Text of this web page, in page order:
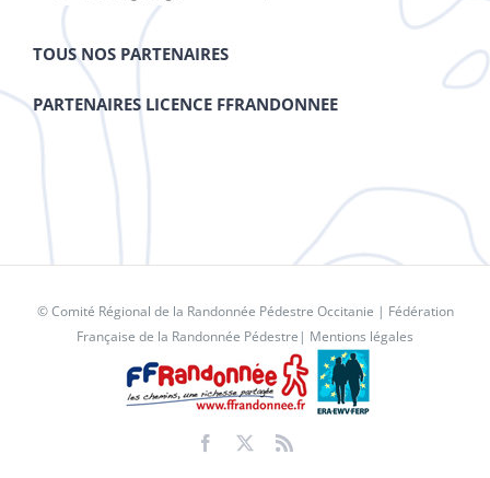
TOUS NOS PARTENAIRES
PARTENAIRES LICENCE FFRANDONNEE
© Comité Régional de la Randonnée Pédestre Occitanie | Fédération
Française de la Randonnée Pédestre | Mentions légales
Facebook